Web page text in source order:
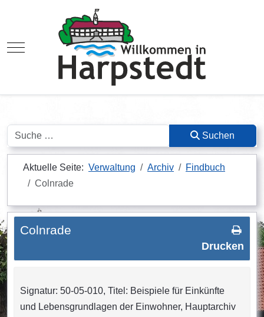
Mobile Menu Toggle
Suchen Suchen
Aktuelle Seite: Verwaltung Archiv
Findbuch
Colnrade
Drucken
Colnrade
Signatur: 50-05-010, Titel: Beispiele für Einkünfte
und Lebensgrundlagen der Einwohner, Hauptarchiv